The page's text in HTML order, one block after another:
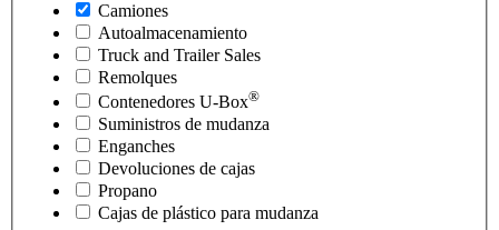
Camiones
Autoalmacenamiento
Truck and Trailer Sales
Remolques
Contenedores U-Box®
Suministros de mudanza
Enganches
Devoluciones de cajas
Propano
Cajas de plástico para mudanza